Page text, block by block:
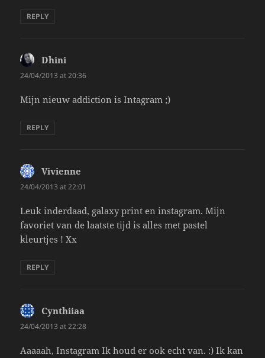
REPLY
Dhini
24/04/2013 at 20:36
Mijn nieuw addiction is Intagram ;)
REPLY
Vivienne
24/04/2013 at 22:01
Leuk inderdaad, galaxy print en instagram. Mijn
favoriet van de laatste tijd is alles met pastel
kleurtjes ! Xx
REPLY
Cynthiiaa
24/04/2013 at 22:28
Aaaaah, Instagram Ik houd er ook echt van. :) Ik kan